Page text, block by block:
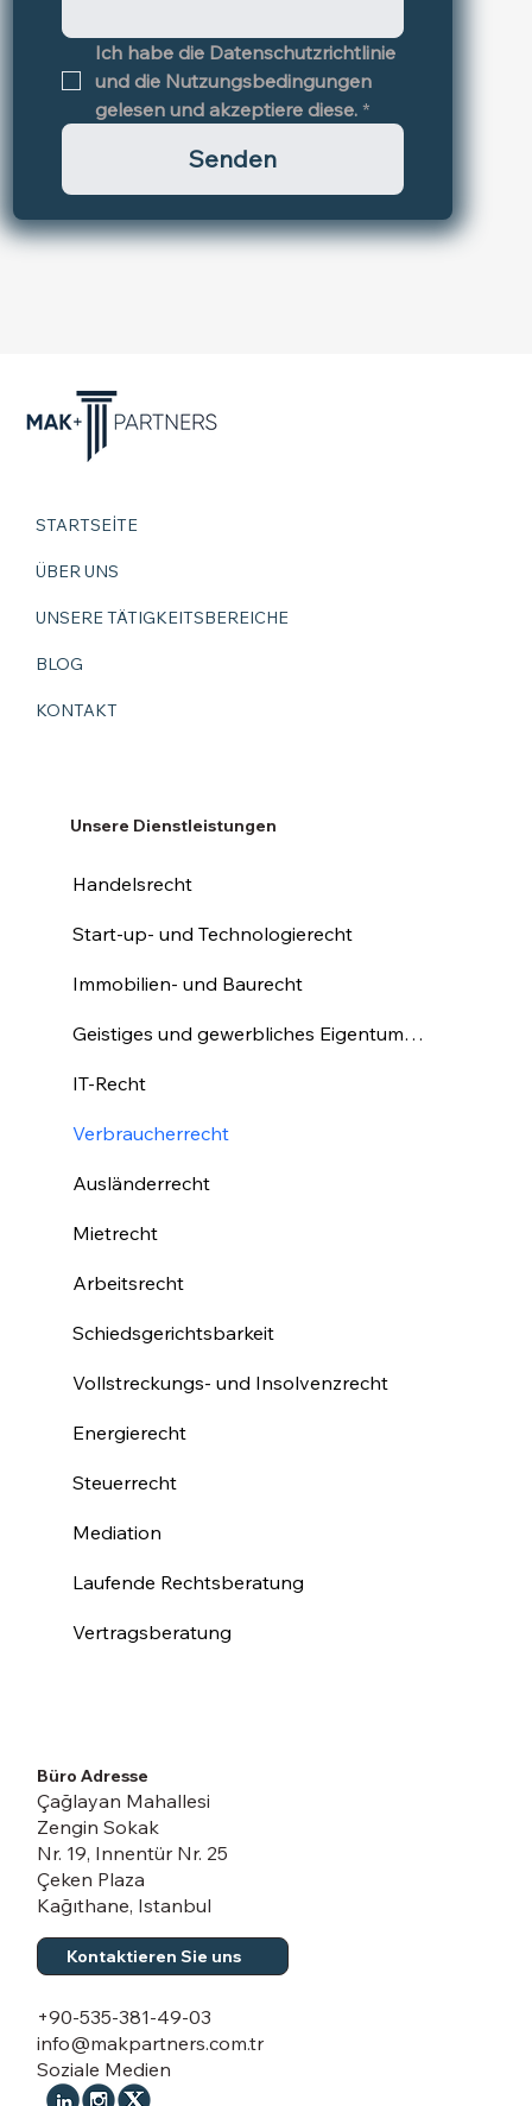
Ich habe die Datenschutzrichtlinie
und die Nutzungsbedingungen
gelesen und akzeptiere diese. *
Senden
Unsere Dienstleistungen
Handelsrecht
Start-up- und Technologierecht
Immobilien- und Baurecht
Geistiges und gewerbliches Eigentumsrecht
IT-Recht
Verbraucherrecht
Ausländerrecht
Mietrecht
Arbeitsrecht
Schiedsgerichtsbarkeit
Vollstreckungs- und Insolvenzrecht
Energierecht
Steuerrecht
Mediation
Laufende Rechtsberatung
Vertragsberatung
STARTSEİTE
ÜBER UNS
UNSERE TÄTIGKEITSBEREICHE
BLOG
KONTAKT
Büro Adresse
Çağlayan Mahallesi
Zengin Sokak
Nr. 19, Innentür Nr. 25
Çeken Plaza
Kağıthane, Istanbul
Kontaktieren Sie uns
+90-535-381-49-03
info@makpartners.com.tr
Soziale Medien